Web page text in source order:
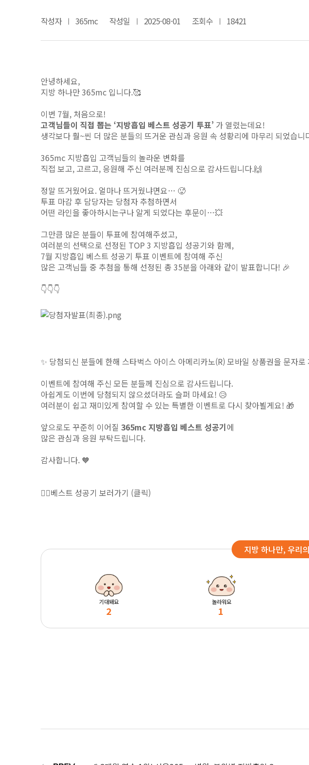
작성자 365mc 작성일 2025-08-01 조회수 18421
안녕하세요,
지방 하나만 365mc 입니다.🥰
이번 7월, 처음으로!
고객님들이 직접 뽑는 ‘지방흡입 베스트 성공기 투표’ 가 열렸는데요!
생각보다 훨~씬 더 많은 분들의 뜨거운 관심과 응원 속 성황리에 마무리 되었습니
365mc 지방흡입 고객님들의 놀라운 변화를
직접 보고, 고르고, 응원해 주신 여러분께 진심으로 감사드립니다.🙌
정말 뜨거웠어요. 얼마나 뜨거웠냐면요… 🥵
투표 마감 후 담당자는 당첨자 추첨하면서
어떤 라인을 좋아하시는구나 알게 되었다는 후문이…💥
그만큼 많은 분들이 투표에 참여해주셨고,
여러분의 선택으로 선정된 TOP 3 지방흡입 성공기와 함께,
7월 지방흡입 베스트 성공기 투표 이벤트에 참여해 주신
많은 고객님들 중 추첨을 통해 선정된 총 35분을 아래와 같이 발표합니다! 🎉
👇👇👇
✨ 당첨되신 분들에 한해 스타벅스 아이스 아메리카노(R) 모바일 상품권을 문자
이벤트에 참여해 주신 모든 분들께 진심으로 감사드립니다.
아쉽게도 이번에 당첨되지 않으셨더라도 슬퍼 마세요! 😥
여러분이 쉽고 재미있게 참여할 수 있는 특별한 이벤트로 다시 찾아뵐게요! 🎁
앞으로도 꾸준히 이어질 365mc 지방흡입 베스트 성공기에
많은 관심과 응원 부탁드립니다.
감사합니다. 🧡
🙆‍♀️베스트 성공기 보러가기 (클릭)
지방 하나만, 우리
기대돼요
2
놀라워요
1